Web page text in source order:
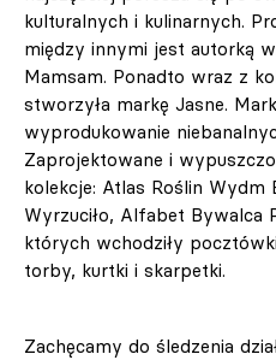
kulturalnych i kulinarnych.
między innymi jest autorką
Mamsam. Ponadto wraz z
stworzyła markę Jasne.
wyprodukowanie
Zaprojektowane i
kolekcje: Atlas Roślin Wydm
Wyrzuciło, Alfabet Bywalca
których wchodziły
torby, kurtki i skarpetki.
Zachęcamy do śledzenia